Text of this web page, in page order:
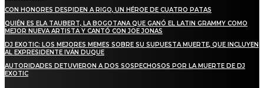
CON HONORES DESPIDEN A RIGO, UN HÉROE DE CUATRO PATAS
QUIÉN ES ELA TAUBERT, LA BOGOTANA QUE GANÓ EL LATIN GRAMMY COMO
MEJOR NUEVA ARTISTA Y CANTÓ CON JOE JONAS
DJ EXOTIC: LOS MEJORES MEMES SOBRE SU SUPUESTA MUERTE, QUE INCLUYEN
AL EXPRESIDENTE IVÁN DUQUE
AUTORIDADES DETUVIERON A DOS SOSPECHOSOS POR LA MUERTE DE DJ
EXOTIC